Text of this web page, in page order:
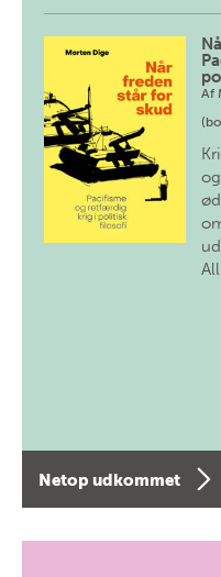
Af
Netop udkommet